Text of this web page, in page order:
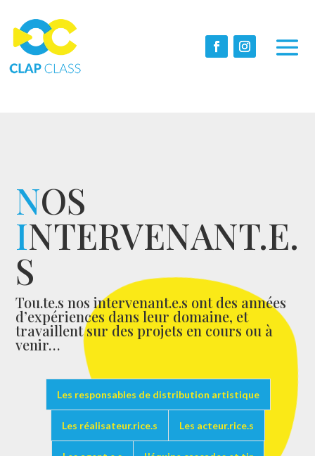
NOS
INTERVENANT.E.
S
Tou.te.s nos intervenant.e.s ont des années
d’expériences dans leur domaine, et
travaillent sur des projets en cours ou à
venir…
Les responsables de distribution artistique
Les réalisateur.rice.s Les acteur.rice.s